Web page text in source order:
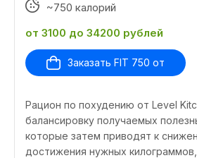
~750 калорий
от 3100 до 34200 рублей
Заказать FIT 750 от
Рацион по похудению от Level
балансировку получаемых
которые затем приводят к
достижения нужных